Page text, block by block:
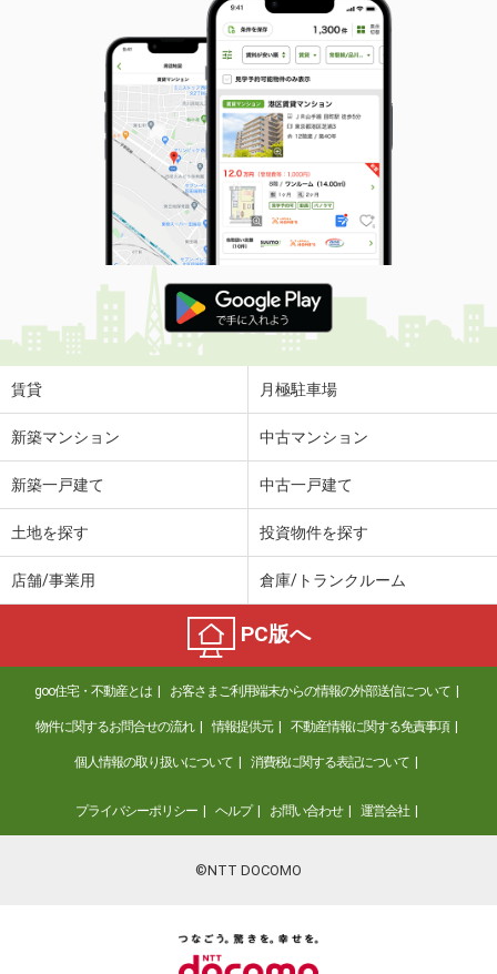
賃貸 月極駐車場
新築マンション 中古マンション
新築一戸建て 中古一戸建て
土地を探す 投資物件を探す
店舗/事業用 倉庫/トランクルーム
PC版へ
goo住宅・不動産とは お客さまご利用端末からの情報の外部送信について
物件に関するお問合せの流れ 情報提供元 不動産情報に関する免責事項
個人情報の取り扱いについて 消費税に関する表記について
プライバシーポリシー ヘルプ お問い合わせ 運営会社
©NTT DOCOMO